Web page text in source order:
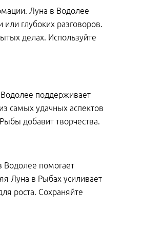
Луна в Водолее
глубоких разговоров.
делах. Используйте
поддерживает
самых удачных аспектов
добавит творчества.
Водолее помогает
Луна в Рыбах усиливает
роста. Сохраняйте